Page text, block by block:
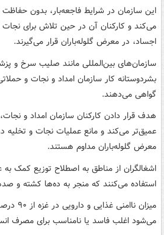
این سازمان در شرایط فاجعه‌بار، بدون
می‌کند و کارکنان آن در حین تلاش برای نجات
اجساد، در معرض گلوله‌باران قرار می‌گیرند.
سازمان‌های بین‌المللی مانند صلیب سرخ و
بشردوستانه کار سازمان امداد و نجات و
گواهی می‌دهند.
هدف قرار دادن کارکنان سازمان امداد و
عمیق‌تر می‌کند و مانع عملیات نجات و تخلیه
معرض گلوله‌باران مداوم هستند.
اشغالگران از مناطق به اصطلاح توزیع کمک به
استفاده می‌کنند که منجر به ده‌ها کشته و
میزان
می‌شود اغلب فاسد یا نامناسب برای مصرف